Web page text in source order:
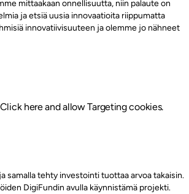
mittaakaan onnellisuutta, niin palaute on
ja etsiä uusia innovaatioita riippumatta
innovatiivisuuteen ja olemme jo nähneet
here and allow Targeting cookies.
samalla tehty investointi tuottaa arvoa takaisin.
DigiFundin avulla käynnistämä projekti.